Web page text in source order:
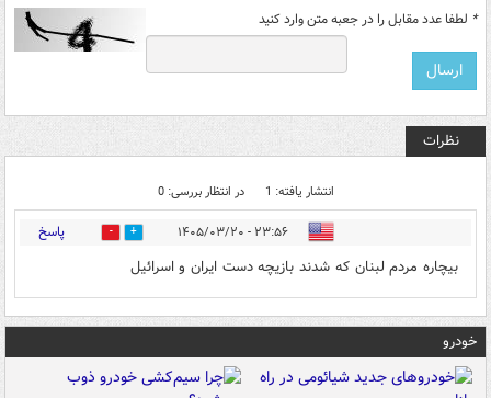
* لطفا عدد مقابل را در جعبه متن وارد کنید
نظرات
انتشار یافته: 1 در انتظار بررسی: 0
۲۳:۵۶ - ۱۴۰۵/۰۳/۲۰ 1 پاسخ
بیچاره مردم لبنان که شدند بازیچه دست ایران و اسرائیل
خودرو